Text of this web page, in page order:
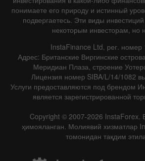
понимаете его природу и истинный
подвергаетесь. Эти виды
некоторым инвесторам, но
InstaFinance Ltd, рег. номер
Адрес: Британские Виргинские
Меридиан Плаза, строение
Лицензия номер SIBA/L/14/1082
Услуги предоставляются под брендом
является зарегистрированной
Copyright © 2007-2026 InstaForex.
ҳимояланган. Молиявий хизматлар
томонидан тақдим